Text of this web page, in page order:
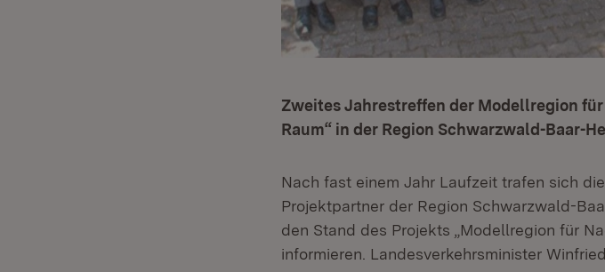
Zweites Jahrestreffen der Modellregion
Raum“ in der Region Schwarzwald-Baar-
Nach fast einem Jahr Laufzeit trafen sich
Projektpartner der Region Schwarzwald-
den Stand des Projekts „Modellregion für
informieren. Landesverkehrsminister